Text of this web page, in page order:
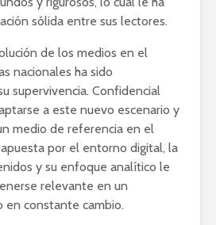
sólida entre sus lectores.
de los medios en el
nacionales ha sido
supervivencia. Confidencial
a este nuevo escenario y
medio de referencia en el
por el entorno digital, la
y su enfoque analítico le
relevante en un
en constante cambio.